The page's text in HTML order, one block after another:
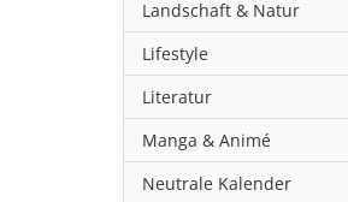
Landschaft & Natur
Lifestyle
Literatur
Manga & Animé
Neutrale Kalender